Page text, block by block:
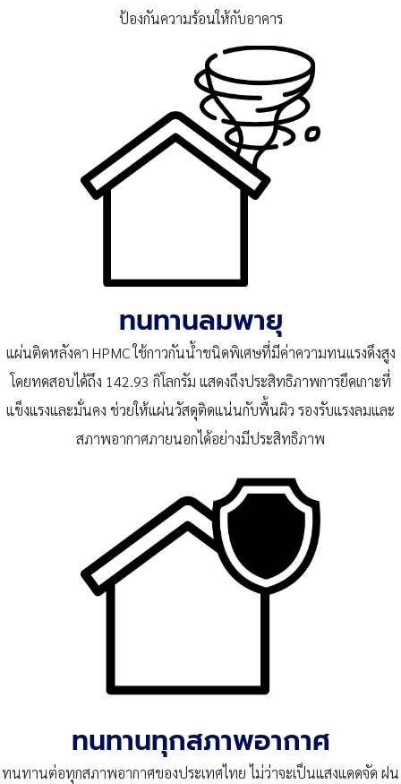
ป้องกันความร้อนให้กับอาคาร
ทนทานลมพายุ
แผ่นติดหลังคา HPMC ใช้กาวกันน้ำชนิดพิเศษที่มีค่าความทนแรงดึงสูง
โดยทดสอบได้ถึง 142.93 กิโลกรัม แสดงถึงประสิทธิภาพการยึดเกาะที่
แข็งแรงและมั่นคง ช่วยให้แผ่นวัสดุติดแน่นกับพื้นผิว รองรับแรงลมและ
สภาพอากาศภายนอกได้อย่างมีประสิทธิภาพ
ทนทานทุกสภาพอากาศ
ทนทานต่อทุกสภาพอากาศของประเทศไทย ไม่ว่าจะเป็นแสงแดดจัด ฝน